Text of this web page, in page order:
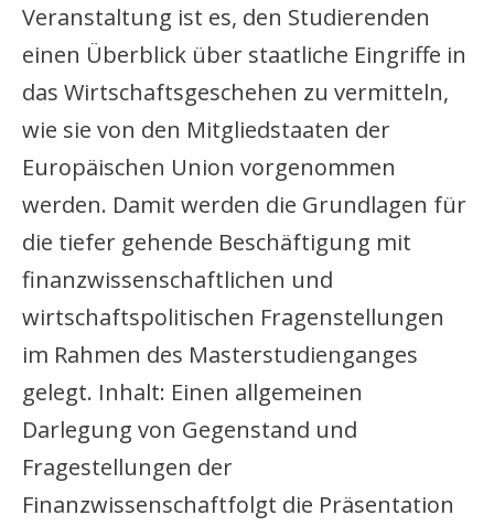
Veranstaltung ist es, den Studierenden
einen Überblick über staatliche Eingriffe in
das Wirtschaftsgeschehen zu vermitteln,
wie sie von den Mitgliedstaaten der
Europäischen Union vorgenommen
werden. Damit werden die Grundlagen für
die tiefer gehende Beschäftigung mit
finanzwissenschaftlichen und
wirtschaftspolitischen Fragenstellungen
im Rahmen des Masterstudienganges
gelegt. Inhalt: Einen allgemeinen
Darlegung von Gegenstand und
Fragestellungen der
Finanzwissenschaftfolgt die Präsentation